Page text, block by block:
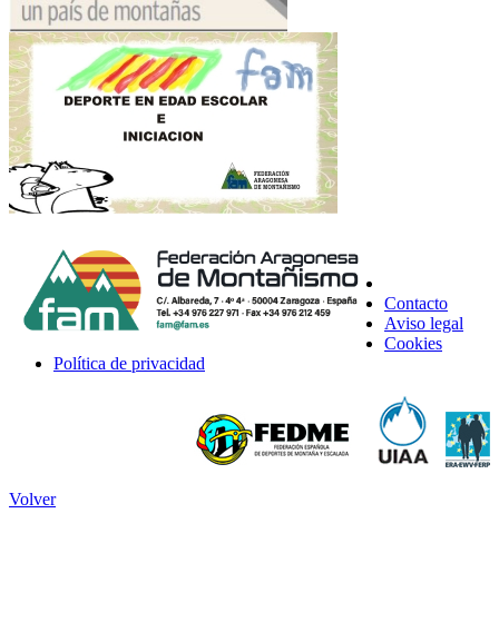
Contacto
Aviso legal
Cookies
Política de privacidad
Volver